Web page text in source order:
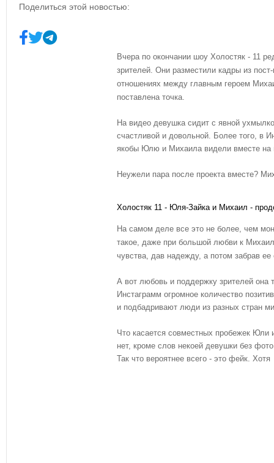
Поделиться этой новостью:
Вчера по окончании шоу Холостяк - 11
зрителей. Они разместили кадры из
отношениях между главным героем
поставлена точка.
На видео девушка сидит с явной
счастливой и довольной. Более того, в
якобы Юлю и Михаила видели вместе на
Неужели пара после проекта вместе?
Холостяк 11 - Юля-Зайка и Михаил -
На самом деле все это не более, чем
такое, даже при большой любви к
чувства, дав надежду, а потом забрав
А вот любовь и поддержку зрителей она
Инстаграмм огромное количество
и подбадривают люди из разных стран
Что касается совместных пробежек Юли
нет, кроме слов некоей девушки без
Так что вероятнее всего - это фейк.